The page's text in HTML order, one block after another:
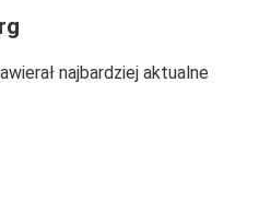
najbardziej aktualne